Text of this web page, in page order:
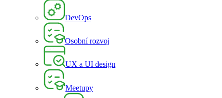
DevOps
Osobní rozvoj
UX a UI design
Meetupy